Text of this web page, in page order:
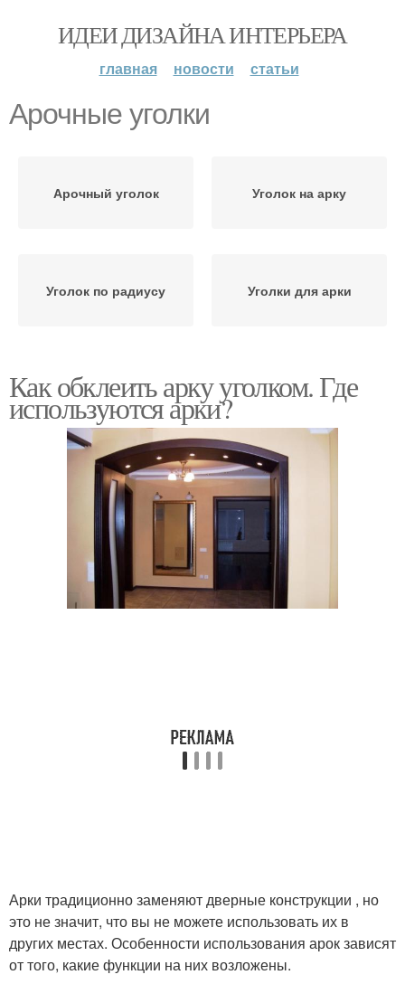
ИДЕИ ДИЗАЙНА ИНТЕРЬЕРА
главная новости статьи
Арочные уголки
Арочный уголок Уголок на арку
Уголок по радиусу Уголки для арки
Как обклеить арку уголком. Где
используются арки?
Арки традиционно заменяют дверные конструкции , но
это не значит, что вы не можете использовать их в
других местах. Особенности использования арок зависят
от того, какие функции на них возложены.